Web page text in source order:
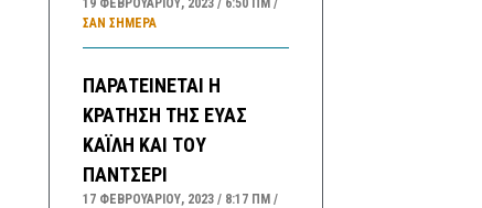
19 ΦΕΒΡΟΥΑΡΊΟΥ, 2023 6:50 ΠΜ
ΣΑΝ ΣΉΜΕΡΑ
ΠΑΡΑΤΕΙΝΕΤΑΙ Η
ΚΡΑΤΗΣΗ ΤΗΣ ΕΥΑΣ
ΚΑΪΛΗ ΚΑΙ ΤΟΥ
ΠΑΝΤΣΕΡΙ
17 ΦΕΒΡΟΥΑΡΊΟΥ, 2023 8:17 ΠΜ